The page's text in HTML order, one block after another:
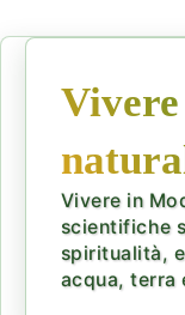
Vivere in
scientifiche
spiritualità,
acqua, terra